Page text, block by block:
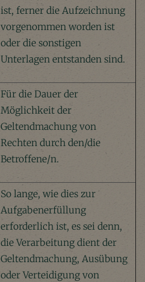
ist, ferner die Aufzeichnung
vorgenommen worden ist
oder die sonstigen
Unterlagen entstanden sind.
Für die Dauer der
Möglichkeit der
Geltendmachung von
Rechten durch den/die
Betroffene/n.
So lange, wie dies zur
Aufgabenerfüllung
erforderlich ist, es sei denn,
die Verarbeitung dient der
Geltendmachung, Ausübung
oder Verteidigung von